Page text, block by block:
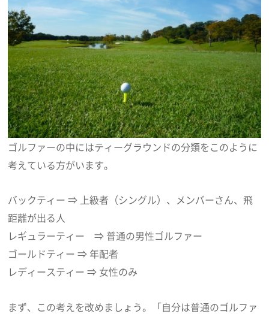
ゴルファーの中にはティーグラウンドの分類をこのように
考えている方がいます。
バックティー ⇒ 上級者（シングル）、メンバーさん、飛
距離が出る人
レギュラーティー ⇒ 普通の男性ゴルファー
ゴールドティー ⇒ 年配者
レディースティー ⇒ 女性のみ
まず、この考えを改めましょう。「自分は普通のゴルファ